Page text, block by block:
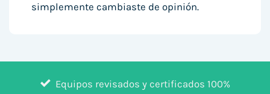
simplemente cambiaste de opinión.
Equipos revisados y certificados 100%